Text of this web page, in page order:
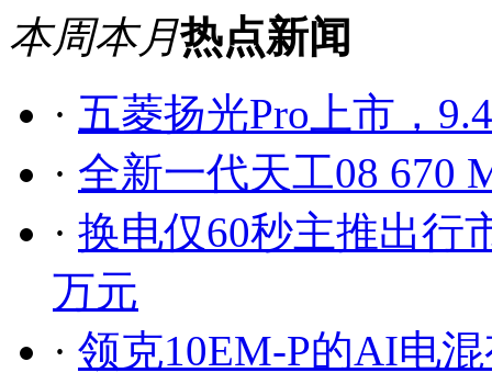
本周本月热点新闻
· 五菱扬光Pro上市，
· 全新一代天工08 670
· 换电仅60秒主推出行
万元
· 领克10EM-P的AI电